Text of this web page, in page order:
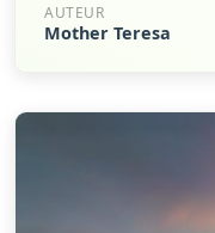
AUTEUR
Mother Teresa